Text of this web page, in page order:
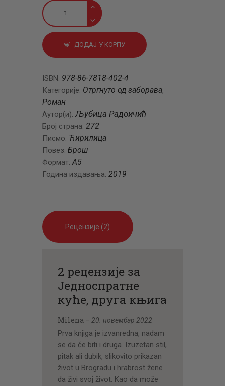
Једноспратне
куће,
друга
књига
количина
ДОДАЈ У КОРПУ
ISBN: 978-86-7818-402-4
Категорије: Отргнуто од заборава,
Роман
Аутор(и):Љубица Радоичић
Број страна: 272
Писмо: Ћирилица
Повез: Брош
Формат:A5
Година издавања: 2019
Рецензије (2)
2 рецензије за
Једноспратне
куће, друга књига
Milena – 20. новембар 2022
Prva knjiga je izvanredna, nadam
se da će biti i druga. Izuzetan stil,
pitak ali dubik, slikovito prikazan
život u Brogradu i hrabrost žene
da živi svoj život. Kao da može